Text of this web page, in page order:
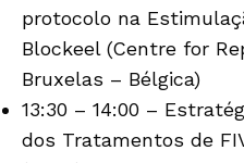
protocolo na
Blockeel (Centre for
Bruxelas – Bélgica)
13:30 – 14:00 –
dos Tratamentos de